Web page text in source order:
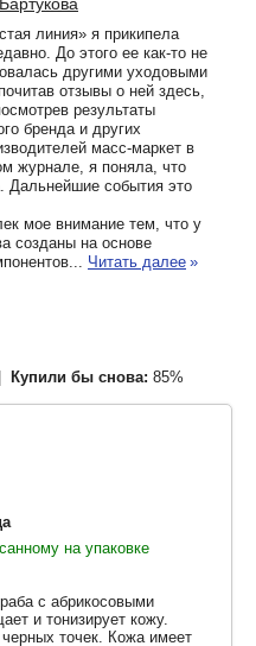
линия» я прикипела
До этого ее как-то не
другими уходовыми
отзывы о ней здесь,
результаты
бренда и других
масс-маркет в
журнале, я поняла, что
Дальнейшие события это
мое внимание тем, что у
созданы на основе
Читать далее »
Купили бы снова: 85%
на упаковке
с абрикосовыми
и тонизирует кожу.
точек. Кожа имеет